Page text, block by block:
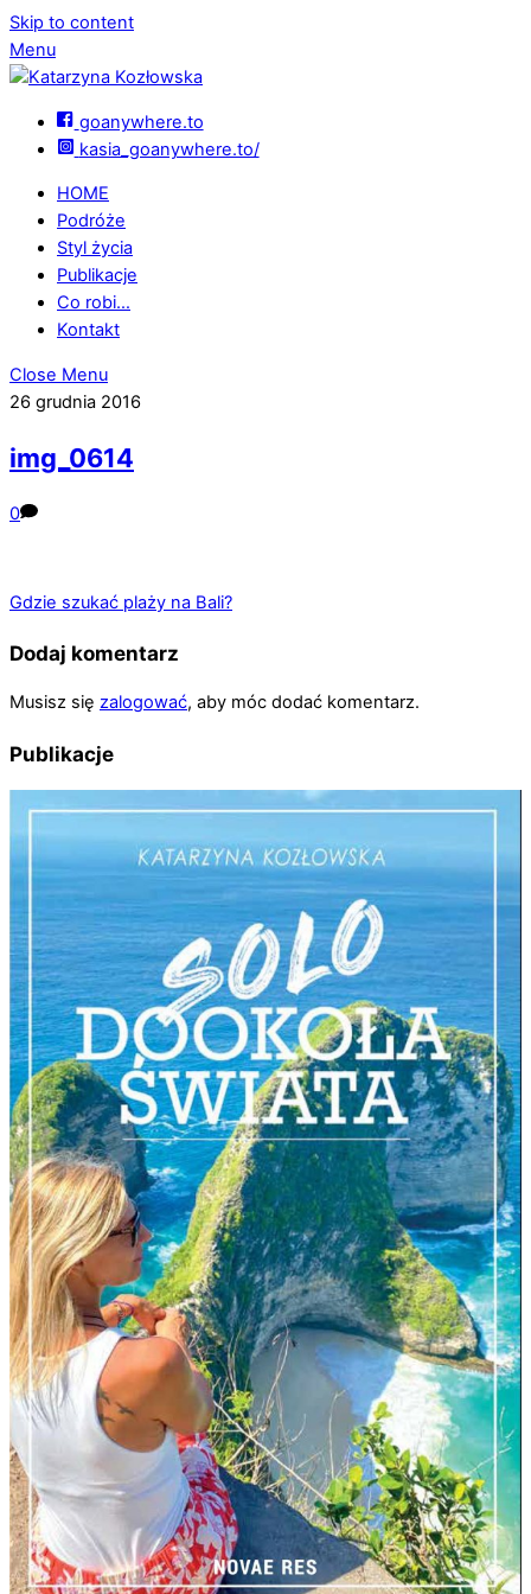
Skip to content
Menu
goanywhere.to
kasia_goanywhere.to/
HOME
Podróże
Styl życia
Publikacje
Co robi…
Kontakt
Close Menu
26 grudnia 2016
img_0614
0
Gdzie szukać plaży na Bali?
Dodaj komentarz
Musisz się zalogować, aby móc dodać komentarz.
Publikacje